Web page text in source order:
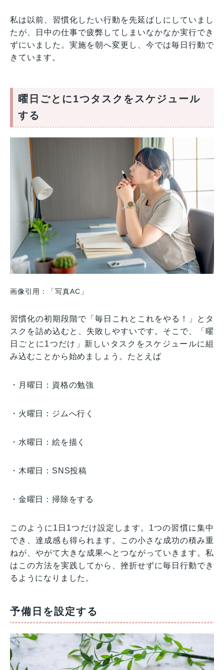
私は以前、習慣化したい行動を先延ばしにしていまし
たが、日中の仕事で疲弊してしまいなかなか実行でき
ずにいました。実施を朝へ変更し、今では毎日行動で
きています。
曜日ごとに1つタスクをスケジュール
する
画像引用：「写真AC」
習慣化の初期段階で「毎日これとこれをやる！」とタ
スクを詰め込むと、失敗しやすいです。そこで、「曜
日ごとに1つだけ」新しいタスクをスケジュールに組
み込むことから始めましょう。たとえば
・月曜日：資格の勉強
・火曜日：ジムへ行く
・水曜日：絵を描く
・木曜日：SNS投稿
・金曜日：掃除をする
このように1日1つだけ設定します。1つの習慣に集中
でき、達成感も得られます。この小さな成功の積み重
ねが、やがて大きな成果へとつながっていきます。私
はこの方法を実践してから、挫折せずに毎日行動でき
るようになりました。
予備日を設定する